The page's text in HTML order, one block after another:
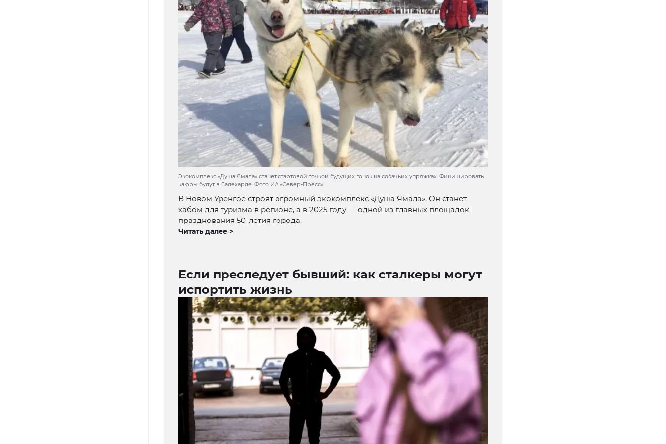
Экокомплекс «Душа Ямала» станет стартовой точкой будущих гонок на собачьих упряжках. Финишировать
каюры будут в Салехарде. Фото ИА «Север-Пресс»
В Новом Уренгое строят огромный экокомплекс «Душа Ямала». Он станет
хабом для туризма в регионе, а в 2025 году — одной из главных площадок
празднования 50-летия города.
Читать далее >
Если преследует бывший: как сталкеры могут
испортить жизнь